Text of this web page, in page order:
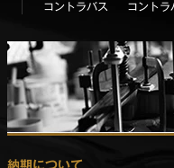
コントラバス コントラ
納期について